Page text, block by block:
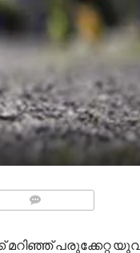
മറിഞ്ഞ് പരുക്കേറ്റ